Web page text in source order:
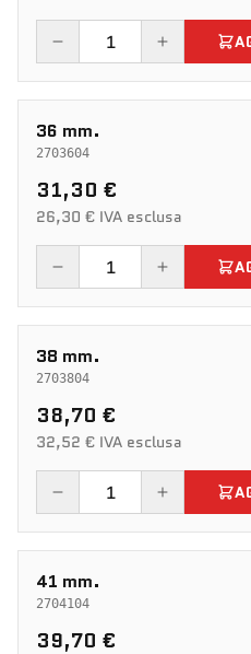
36 mm.
2703604
31,30 €
26,30 € IVA esclusa
38 mm.
2703804
38,70 €
32,52 € IVA esclusa
41 mm.
2704104
39,70 €